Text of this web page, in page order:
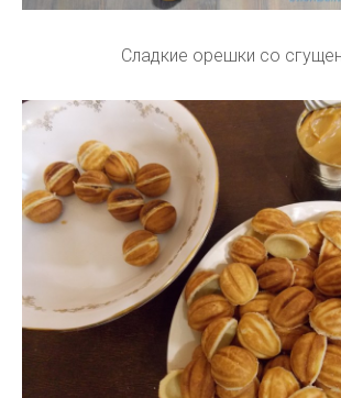
Сладкие орешки со